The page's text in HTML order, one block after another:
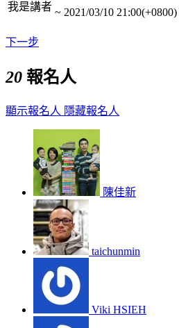
我是講者 ~ 2021/03/10 21:00(+0800)
下一步
20 報名人
顯示報名人 隱藏報名人
陳佳新
taichunmin
Viki HSIEH